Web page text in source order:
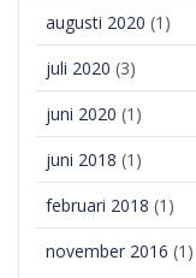
augusti 2020 (1)
juli 2020 (3)
juni 2020 (1)
juni 2018 (1)
februari 2018 (1)
november 2016 (1)